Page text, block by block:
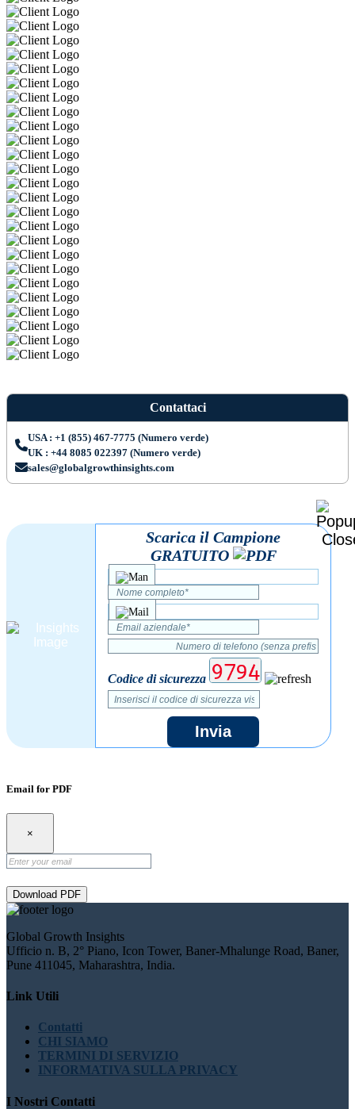
Contattaci
USA : +1 (855) 467-7775 (Numero verde)
UK : +44 8085 022397 (Numero verde)
sales@globalgrowthinsights.com
Scarica il Campione
GRATUITO
Codice di sicurezza
Invia
Email for PDF
×
Download PDF
Global Growth Insights
Ufficio n. B, 2° Piano, Icon Tower, Baner-Mhalunge Road, Baner,
Pune 411045, Maharashtra, India.
Link Utili
Contatti
CHI SIAMO
TERMINI DI SERVIZIO
INFORMATIVA SULLA PRIVACY
I Nostri Contatti